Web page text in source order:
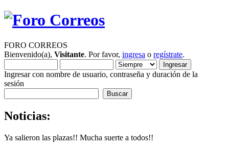
FORO CORREOS
Bienvenido(a), Visitante. Por favor, ingresa o regístrate.
Ingresar con nombre de usuario, contraseña y duración de la
sesión
Noticias:
Ya salieron las plazas!! Mucha suerte a todos!!